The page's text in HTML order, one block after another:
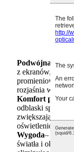
Podwójna
z ekranów,
promieniowanie
rozjaśnia w
Komfort przez
odblaski
zwiększając
oświetleniowych.
Wygoda– Łączy
światła i